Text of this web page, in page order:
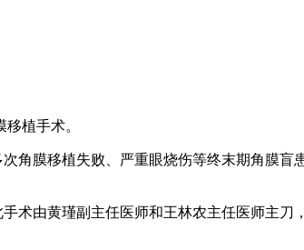
植手术。
膜移植失败、严重眼烧伤等终末期角膜盲
由黄瑾副主任医师和王林农主任医师主刀